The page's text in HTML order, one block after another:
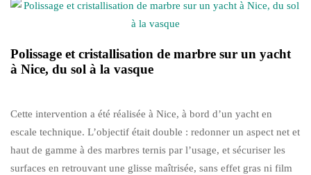
Polissage et cristallisation de marbre sur un yacht
à Nice, du sol à la vasque
Cette intervention a été réalisée à Nice, à bord d’un yacht en
escale technique. L’objectif était double : redonner un aspect net et
haut de gamme à des marbres ternis par l’usage, et sécuriser les
surfaces en retrouvant une glisse maîtrisée, sans effet gras ni film